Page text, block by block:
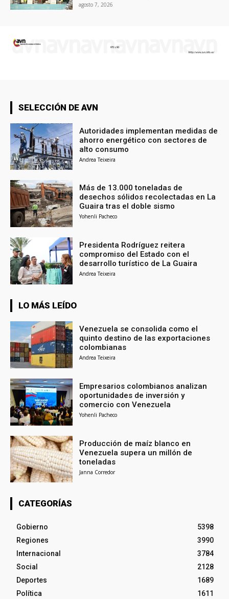
agosto 7, 2026
SELECCIÓN DE AVN
Autoridades implementan medidas de
ahorro energético con sectores de
alto consumo
Andrea Teixeira
Más de 13.000 toneladas de
desechos sólidos recolectadas en La
Guaira tras el doble sismo
Yohenli Pacheco
Presidenta Rodríguez reitera
compromiso del Estado con el
desarrollo turístico de La Guaira
Andrea Teixeira
LO MÁS LEÍDO
Venezuela se consolida como el
quinto destino de las exportaciones
colombianas
Andrea Teixeira
Empresarios colombianos analizan
oportunidades de inversión y
comercio con Venezuela
Yohenli Pacheco
Producción de maíz blanco en
Venezuela supera un millón de
toneladas
Janna Corredor
CATEGORÍAS
Gobierno
5398
Regiones
3990
Internacional
3784
Social
2128
Deportes
1689
Política
1611